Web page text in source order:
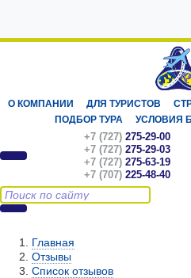
О КОМПАНИИ ДЛЯ ТУРИСТОВ
ПОДБОР ТУРА
УСЛОВИЯ
+7 (727) 275-29-00
+7 (727) 275-29-03
+7 (727) 275-63-19
+7 (707) 225-48-40
Главная
Отзывы
Список отзывов